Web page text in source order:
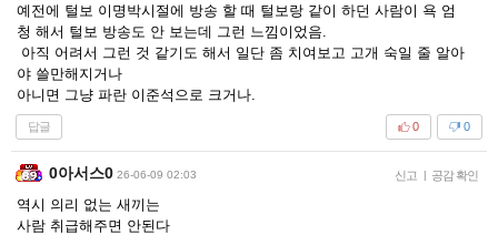
예전에 털보 이명박시절에 방송 할 때 털보랑 같이 하던 사람이 욕 엄
청 해서 털보 방송도 안 보는데 그런 느낌이었음.
아직 어려서 그런 것 같기도 해서 일단 좀 치여보고 고개 숙일 줄 알아
야 쓸만해지거나
아니면 그냥 파란 이준석으로 크거나.
답글 0
0
0아서스0 26-06-09 02:03 신고 | 공감 확인
역시 의리 없는 새끼는
사람 취급해주면 안된다